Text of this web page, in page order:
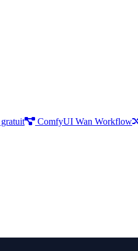
ComfyUI Wan Workflow